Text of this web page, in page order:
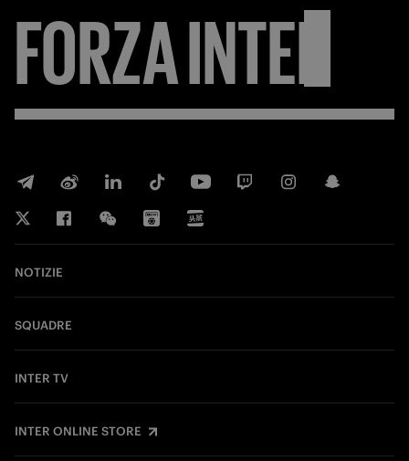
FORZAINTER
NOTIZIE
SQUADRE
INTER TV
INTER ONLINE STORE